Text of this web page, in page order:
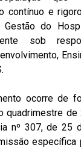
contínuo e
do
sob
ocorre de
quadrimestre de
nº 307, de 25
específica